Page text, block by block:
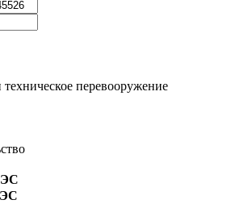
перевооружение